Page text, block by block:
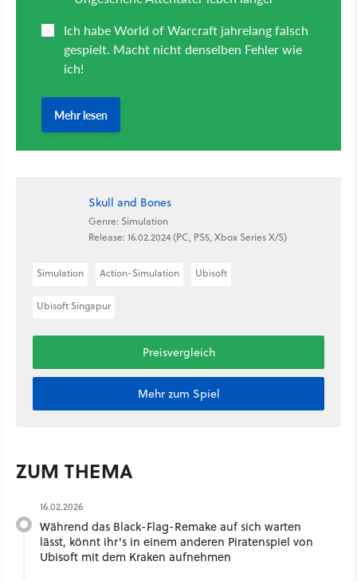
Skull and Bones
Genre: Simulation
Release: 16.02.2024 (PC, PS5, Xbox Series X/S)
Simulation Action-Simulation Ubisoft
Ubisoft Singapur
Preisvergleich
Mehr zum Spiel
ZUM THEMA
16.02.2026
Während das Black-Flag-Remake auf sich warten
lässt, könnt ihr's in einem anderen Piratenspiel von
Ubisoft mit dem Kraken aufnehmen